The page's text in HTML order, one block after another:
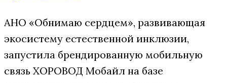
АНО «Обнимаю сердцем», развивающая
экосистему естественной инклюзии,
запустила брендированную мобильную
связь ХОРОВОД Мобайл на базе